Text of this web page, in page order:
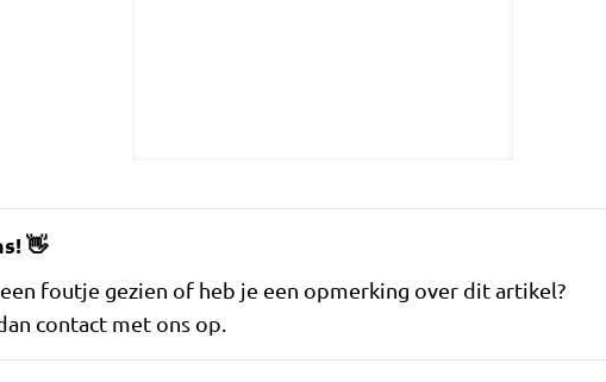
👋
foutje gezien of heb je een opmerking over dit artikel?
contact met ons op.